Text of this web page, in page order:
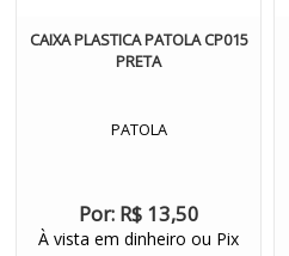
CAIXA PLASTICA PATOLA CP015
PRETA
PATOLA
Por: R$ 13,50
À vista em dinheiro ou Pix